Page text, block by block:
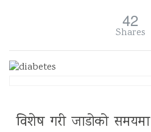
42
Shares
विशेष गरी जाडोको समयमा